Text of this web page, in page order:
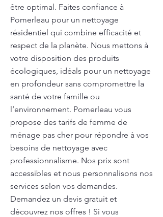
être optimal. Faites confiance à
Pomerleau pour un nettoyage
résidentiel qui combine efficacité et
respect de la planète. Nous mettons à
votre disposition des produits
écologiques, idéals pour un nettoyage
en profondeur sans compromettre la
santé de votre famille ou
l’environnement. Pomerleau vous
propose des tarifs de femme de
ménage pas cher pour répondre à vos
besoins de nettoyage avec
professionnalisme. Nos prix sont
accessibles et nous personnalisons nos
services selon vos demandes.
Demandez un devis gratuit et
découvrez nos offres ! Si vous